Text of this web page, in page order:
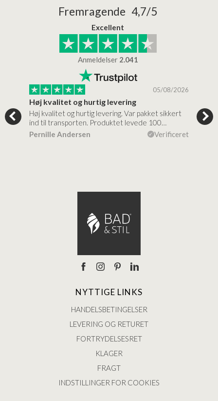
Fremragende 4,7/5
Excellent
Anmeldelser 2.041
05/08/2026
Høj kvalitet og hurtig levering
Høj kvalitet og hurtig levering. Var pakket sikkert
ind til transporten. Produktet levede 100…
Pernille Andersen
Verificeret
NYTTIGE LINKS
HANDELSBETINGELSER
LEVERING OG RETURET
FORTRYDELSESRET
KLAGER
FRAGT
INDSTILLINGER FOR COOKIES